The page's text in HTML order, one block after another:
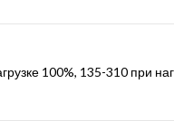
100%, 135-310 при